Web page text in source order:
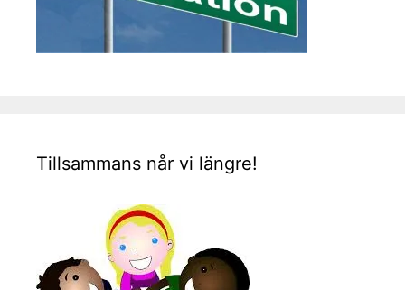
Tillsammans når vi längre!